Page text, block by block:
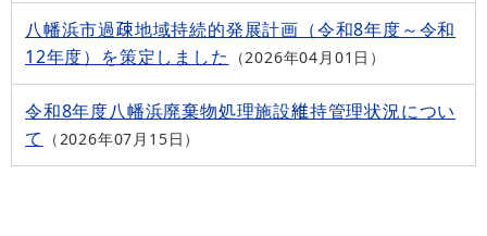
八幡浜市過疎地域持続的発展計画（令和8年度～令和
12年度）を策定しました
2026年04月01日
令和8年度八幡浜廃棄物処理施設維持管理状況につい
て
2026年07月15日